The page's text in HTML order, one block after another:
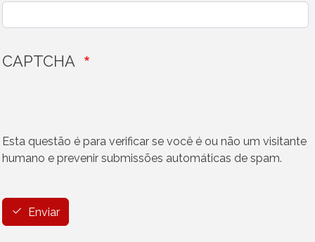
CAPTCHA
Esta questão é para verificar se você é ou não um visitante
humano e prevenir submissões automáticas de spam.
Enviar